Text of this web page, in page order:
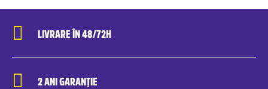
LIVRARE ÎN 48/72H
2 ANI GARANȚIE